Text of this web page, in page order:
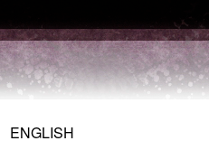
ENGLISH